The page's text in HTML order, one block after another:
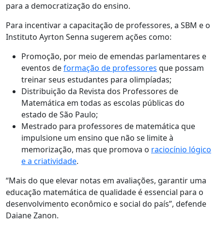
para a democratização do ensino.
Para incentivar a capacitação de professores, a SBM e o
Instituto Ayrton Senna sugerem ações como:
Promoção, por meio de emendas parlamentares e
eventos deformação de professores que possam
treinar seus estudantes para olimpíadas;
Distribuição da Revista dos Professores de
Matemática em todas as escolas públicas do
estado de São Paulo;
Mestrado para professores de matemática que
impulsione um ensino que não se limite à
memorização, mas que promova o raciocínio lógico
e a criatividade.
“Mais do que elevar notas em avaliações, garantir uma
educação matemática de qualidade é essencial para o
desenvolvimento econômico e social do país”, defende
Daiane Zanon.